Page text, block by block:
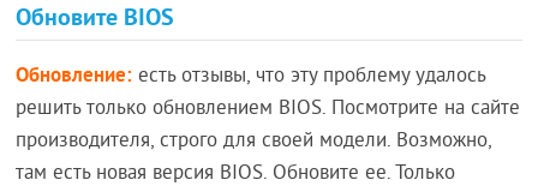
Обновите BIOS
Обновление: есть отзывы, что эту проблему удалось
решить только обновлением BIOS. Посмотрите на сайте
производителя, строго для своей модели. Возможно,
там есть новая версия BIOS. Обновите ее. Только